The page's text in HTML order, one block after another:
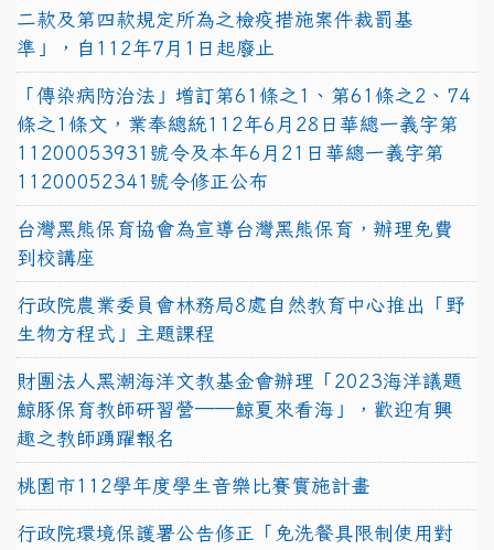
二款及第四款規定所為之檢疫措施案件裁罰基
準」，自112年7月1日起廢止
「傳染病防治法」增訂第61條之1、第61條之2、74
條之1條文，業奉總統112年6月28日華總一義字第
11200053931號令及本年6月21日華總一義字第
11200052341號令修正公布
台灣黑熊保育協會為宣導台灣黑熊保育，辦理免費
到校講座
行政院農業委員會林務局8處自然教育中心推出「野
生物方程式」主題課程
財團法人黑潮海洋文教基金會辦理「2023海洋議題
鯨豚保育教師研習營──鯨夏來看海」，歡迎有興
趣之教師踴躍報名
桃園市112學年度學生音樂比賽實施計畫
行政院環境保護署公告修正「免洗餐具限制使用對